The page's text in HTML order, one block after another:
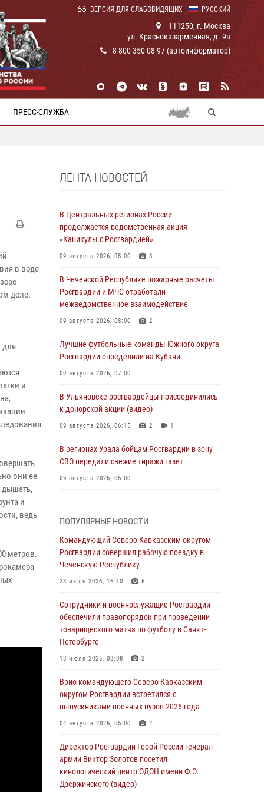
РУССКИЙ
ВЕРСИЯ ДЛЯ СЛАБОВИДЯЩИХ
111250, г. Москва
ул. Красноказарменная, д. 9а
8 800 350 08 97 (автоинформатор)
ПРЕСС-СЛУЖБА
в воде
деле.
для
и
они ее
дышать,
и
ведь
метров.
ЛЕНТА НОВОСТЕЙ
В Центральных регионах России
продолжается ведомственная акция
«Каникулы с Росгвардией»
09 августа 2026, 08:00 8
В Чеченской Республике пожарные расчеты
Росгвардии и МЧС отработали
межведомственное взаимодействие
09 августа 2026, 08:00 2
Лучшие футбольные команды Южного округа
Росгвардии определили на Кубани
09 августа 2026, 07:00
В Ульяновске росгвардейцы присоединились
к донорской акции (видео)
09 августа 2026, 06:15 2 1
В регионах Урала бойцам Росгвардии в зону
СВО передали свежие тиражи газет
09 августа 2026, 05:00
Центра детского, юношеского туризма и
краеведения Луганской Народной
Республики
09 августа 2026, 05:00
«Каникулы с Росгвардией проходит в Сибири
09 августа 2026, 04:00 5
Росгвардейцы провели патриотическое
занятие для детей на Поклонной горе в
08 августа 2026, 14:10 3 1
В ЛНР росгвардейцы провели тренировку по
единоборствам для юных воспитанников
08 августа 2026, 13:00 1
Сотрудники Росгвардии присоединились к
утренней разминке у стен музея истории
ПОПУЛЯРНЫЕ НОВОСТИ
Командующий Северо-Кавказским округом
Росгвардии совершил рабочую поездку в
Чеченскую Республику
23 июля 2026, 16:10 6
Сотрудники и военнослужащие Росгвардии
обеспечили правопорядок при проведении
товарищеского матча по футболу в Санкт-
Петербурге
13 июля 2026, 08:08 2
Врио командующего Северо-Кавказским
округом Росгвардии встретился с
выпускниками военных вузов 2026 года
04 августа 2026, 05:00 2
Директор Росгвардии Герой России генерал
армии Виктор Золотов посетил
кинологический центр ОДОН имени Ф.Э.
Дзержинского (видео)